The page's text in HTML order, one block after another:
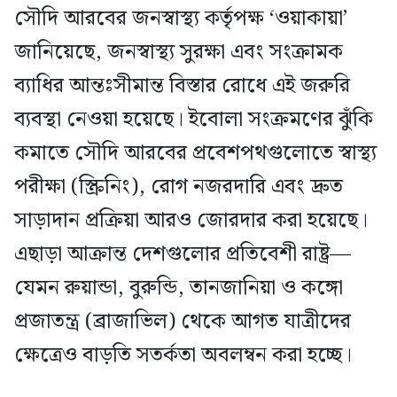
সৌদি আরবের জনস্বাস্থ্য কর্তৃপক্ষ ‘ওয়াকায়া’
জানিয়েছে, জনস্বাস্থ্য সুরক্ষা এবং সংক্রামক
ব্যাধির আন্তঃসীমান্ত বিস্তার রোধে এই জরুরি
ব্যবস্থা নেওয়া হয়েছে। ইবোলা সংক্রমণের ঝুঁকি
কমাতে সৌদি আরবের প্রবেশপথগুলোতে স্বাস্থ্য
পরীক্ষা (স্ক্রিনিং), রোগ নজরদারি এবং দ্রুত
সাড়াদান প্রক্রিয়া আরও জোরদার করা হয়েছে।
এছাড়া আক্রান্ত দেশগুলোর প্রতিবেশী রাষ্ট্র—
যেমন রুয়ান্ডা, বুরুন্ডি, তানজানিয়া ও কঙ্গো
প্রজাতন্ত্র (ব্রাজাভিল) থেকে আগত যাত্রীদের
ক্ষেত্রেও বাড়তি সতর্কতা অবলম্বন করা হচ্ছে।